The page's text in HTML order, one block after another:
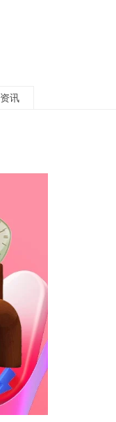
资讯